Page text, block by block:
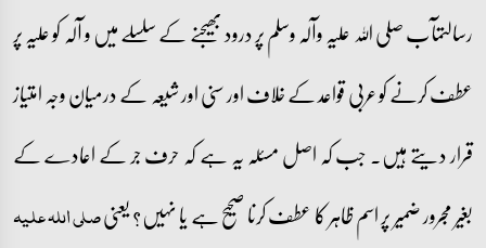
رسالتمآب صلی اللہ علیہ وآلہ وسلم پر درود بھیجنے کے سلسلے میں و آلہ کو علیہ پر
عطف کرنے کو عربی قواعد کے خلاف اور سنی اور شیعہ کے درمیان وجہ امتیاز
قرار دیتے ہیں۔ جب کہ اصل مسئلہ یہ ہے کہ حرف جر کے اعادے کے
بغیر مجرور ضمیر پر اسم ظاہر کا عطف کرنا صحیح ہے یا نہیں؟ یعنیصلی اللہ علیہ